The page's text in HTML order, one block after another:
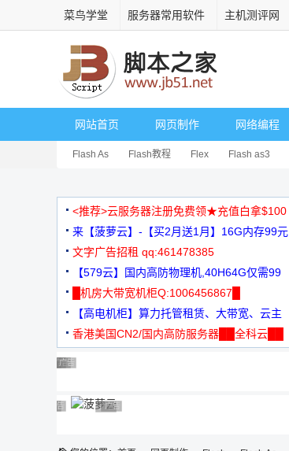
菜鸟学堂 服务器常用软件 主机测评网
网站首页 网页制作 网络编程
Flash As Flash教程 Flex Flash as3
<推荐>云服务器注册免费领★充值白拿$100
来【菠萝云】-【买2月送1月】16G内存99元
文字广告招租 qq:461478385
【579云】国内高防物理机,40H64G仅需99
元
█机房大带宽机柜Q:1006456867█
【高电机柜】算力托管租赁、大带宽、云主
机
香港美国CN2/国内高防服务器██全科云██
广告 商业广告，理性选择
广告 商业广告，理性选择
广告 商业广告，理性选择
广告 商业广告，理性选择
广告 商业广告，理性选择
广告 商业广告，理性选择
广告 商业广告，理性选择
广告 商业广告，理性选择广告 商业广告，理性选择
广告 商业广告，理性选择